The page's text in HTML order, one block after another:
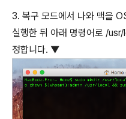
3. 복구 모드에서 나와 맥을
실행한 뒤 아래 명령어로 /
정합니다. ▼